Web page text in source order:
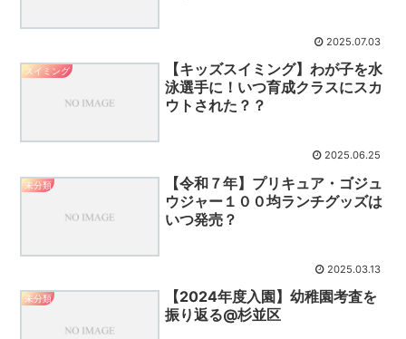
2025.07.03
スイミング
【キッズスイミング】わが子を水
泳選手に！いつ育成クラスにスカ
ウトされた？？
2025.06.25
未分類
【令和７年】プリキュア・ゴジュ
ウジャー１００均ランチグッズは
いつ発売？
2025.03.13
未分類
【2024年度入園】幼稚園考査を
振り返る@杉並区